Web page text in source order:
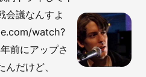
会議なんすよ
watch?
前にアップさ
だけど、